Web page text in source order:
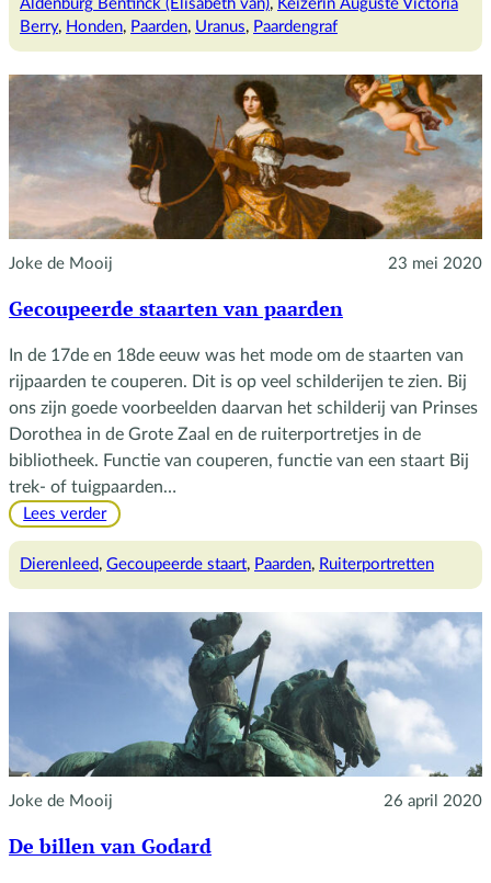
Aldenburg Bentinck (Elisabeth van), Keizerin Auguste Victoria
Berry, Honden, Paarden, Uranus, Paardengraf
Joke de Mooij 23 mei 2020
Gecoupeerde staarten van paarden
In de 17de en 18de eeuw was het mode om de staarten van
rijpaarden te couperen. Dit is op veel schilderijen te zien. Bij
ons zijn goede voorbeelden daarvan het schilderij van Prinses
Dorothea in de Grote Zaal en de ruiterportretjes in de
bibliotheek. Functie van couperen, functie van een staart Bij
trek- of tuigpaarden…
Lees verder:
staarten
Dierenleed, Gecoupeerde staart, Paarden, Ruiterportretten
Joke de Mooij 26 april 2020
De billen van Godard